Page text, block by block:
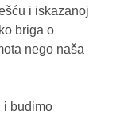
i iskazanoj
briga o
nego naša
i budimo